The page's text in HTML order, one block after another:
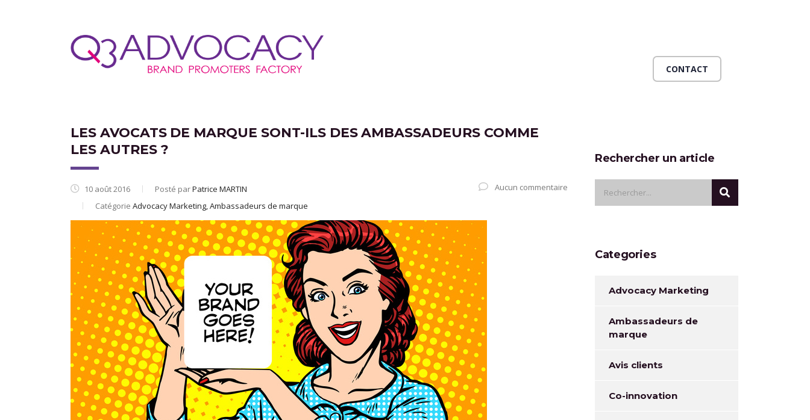
CONTACT
LES AVOCATS DE MARQUE SONT-ILS DES AMBASSADEURS COMME
LES AUTRES ?
10 août 2016 Posté parPatrice MARTIN
Catégorie Advocacy Marketing, Ambassadeurs de marque
Aucun commentaire
Rechercher un article
Categories
Advocacy Marketing
Ambassadeurs de
marque
Avis clients
Co-innovation